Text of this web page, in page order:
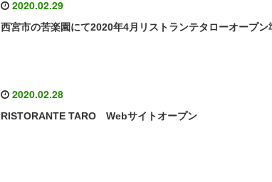
2020.02.29
西宮市の苦楽園にて2020年4月リストランテタローオープン
2020.02.28
RISTORANTE TARO Webサイトオープン